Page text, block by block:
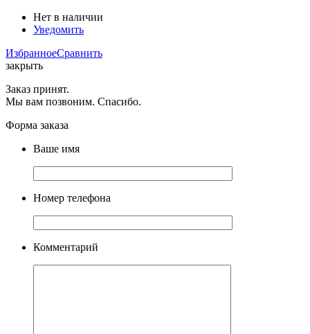
Нет в наличии
Уведомить
ИзбранноеСравнить
закрыть
Заказ принят.
Мы вам позвоним. Спасибо.
Форма заказа
Ваше имя
Номер телефона
Комментарий